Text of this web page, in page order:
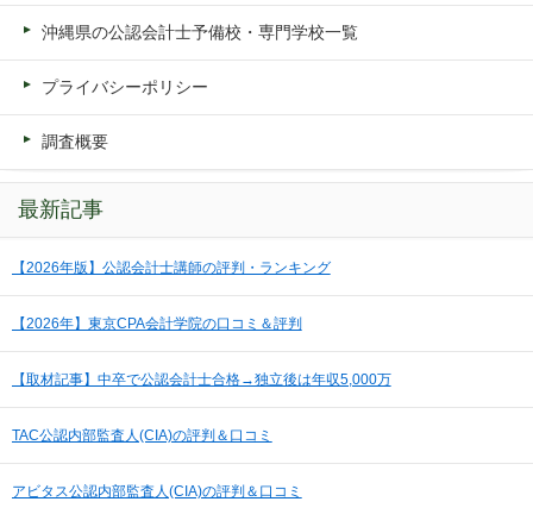
沖縄県の公認会計士予備校・専門学校一覧
プライバシーポリシー
調査概要
最新記事
【2026年版】公認会計士講師の評判・ランキング
【2026年】東京CPA会計学院の口コミ＆評判
【取材記事】中卒で公認会計士合格→独立後は年収5,000万
TAC公認内部監査人(CIA)の評判＆口コミ
アビタス公認内部監査人(CIA)の評判＆口コミ